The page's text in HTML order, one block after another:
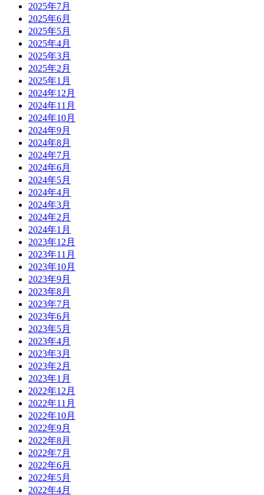
2025年7月
2025年6月
2025年5月
2025年4月
2025年3月
2025年2月
2025年1月
2024年12月
2024年11月
2024年10月
2024年9月
2024年8月
2024年7月
2024年6月
2024年5月
2024年4月
2024年3月
2024年2月
2024年1月
2023年12月
2023年11月
2023年10月
2023年9月
2023年8月
2023年7月
2023年6月
2023年5月
2023年4月
2023年3月
2023年2月
2023年1月
2022年12月
2022年11月
2022年10月
2022年9月
2022年8月
2022年7月
2022年6月
2022年5月
2022年4月